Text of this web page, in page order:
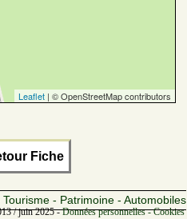
Leaflet | © OpenStreetMap contributors
Fiche
- Patrimoine - Automobiles
/ juin 2025 -Données personnelles -